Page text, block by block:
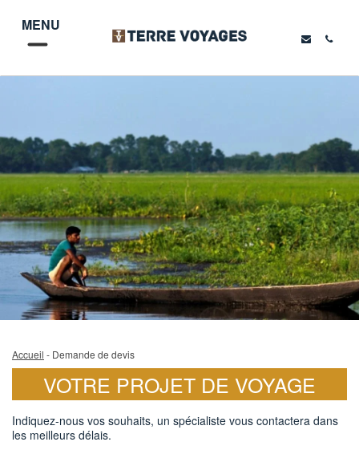
MENU
Accueil - Demande de devis
VOTRE PROJET DE VOYAGE
Indiquez-nous vos souhaits, un spécialiste vous contactera dans
les meilleurs délais.